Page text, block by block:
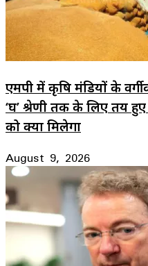
एमपी में कृषि मंडियों के
‘घ’ श्रेणी तक के लिए तय
को क्या मिलेगा
August 9, 2026